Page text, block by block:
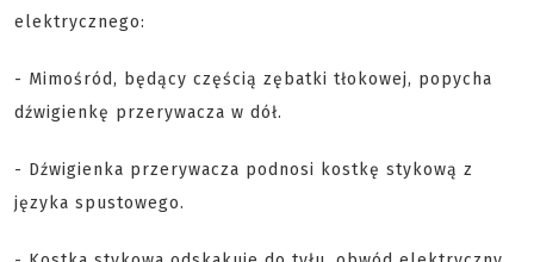
elektrycznego:
- Mimośród, będący częścią zębatki tłokowej, popycha
dźwigienkę przerywacza w dół.
- Dźwigienka przerywacza podnosi kostkę stykową z
języka spustowego.